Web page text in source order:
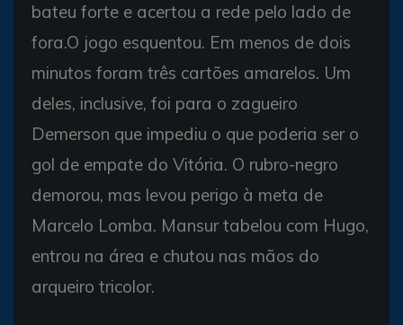
bateu forte e acertou a rede pelo lado de
fora.O jogo esquentou. Em menos de dois
minutos foram três cartões amarelos. Um
deles, inclusive, foi para o zagueiro
Demerson que impediu o que poderia ser o
gol de empate do Vitória. O rubro-negro
demorou, mas levou perigo à meta de
Marcelo Lomba. Mansur tabelou com Hugo,
entrou na área e chutou nas mãos do
arqueiro tricolor.